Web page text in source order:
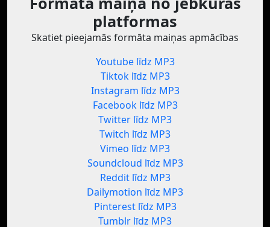
platformas
Skatiet pieejamās formāta maiņas apmācības
Youtube līdz MP3
Tiktok līdz MP3
Instagram līdz MP3
Facebook līdz MP3
Twitter līdz MP3
Twitch līdz MP3
Vimeo līdz MP3
Soundcloud līdz MP3
Reddit līdz MP3
Dailymotion līdz MP3
Pinterest līdz MP3
Tumblr līdz MP3